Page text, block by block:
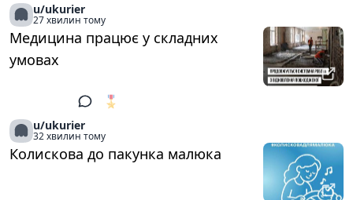
u/ukurier
27 хвилин тому
Медицина працює у складних
умовах
🎖️
u/ukurier
32 хвилин тому
Колискова до пакунка малюка